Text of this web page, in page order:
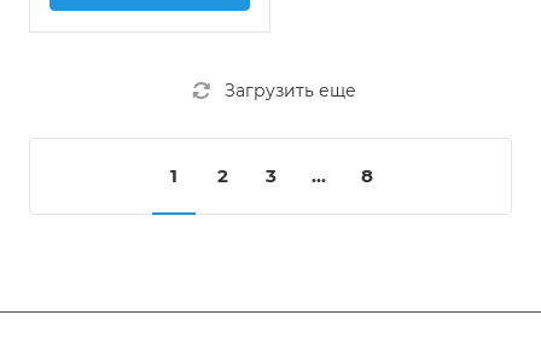
Загрузить еще
1 2 3 ... 8